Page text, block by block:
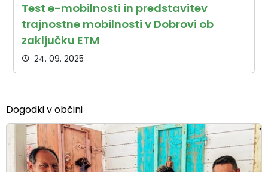
Test e-mobilnosti in predstavitev
trajnostne mobilnosti v Dobrovi ob
zaključku ETM
24. 09. 2025
Dogodki v občini